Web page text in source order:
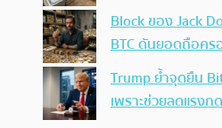
Block ของ Jack
BTC ดันยอดถือคร
Trump ย้ำจุดยืน
เพราะช่วยลดแรง